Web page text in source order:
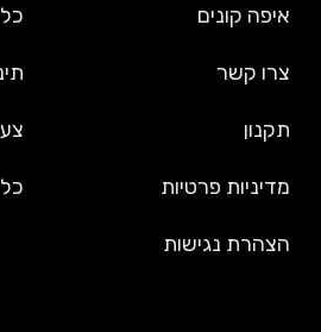
איפה קונים
צרו קשר
תקנון
מדיניות פרטיות
הצהרת נגישות